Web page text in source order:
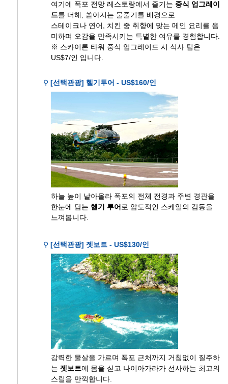
여기에 폭포 전망 레스토랑에서 즐기는 중식 업그레이
드를 더해, 쏟아지는 물줄기를 배경으로
스테이크나 연어, 치킨 중 취향에 맞는 메인 요리를 음
미하며 오감을 만족시키는 특별한 여유를 경험합니다.
※ 스카이론 타워 중식 업그레이드 시 식사 팁은
US$7/인 입니다.
⚲ [선택관광] 헬기투어 - US$160/인
하늘 높이 날아올라 폭포의 전체 전경과 주변 경관을
한눈에 담는 헬기 투어로 압도적인 스케일의 감동을
느껴봅니다.
⚲ [선택관광] 젯보트 - US$130/인
강력한 물살을 가르며 폭포 근처까지 거침없이 질주하
는 젯보트에 몸을 싣고 나이아가라가 선사하는 최고의
스릴을 만끽합니다.